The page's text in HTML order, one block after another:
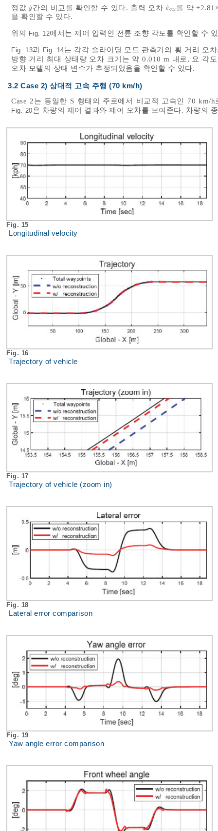
정값y
ˆ
y^
간의 비교를 확인할 수 있다. 출력 오차 e
˜out
e~out
를 약
을 확인할 수 있다.
위의 Fig. 12에서는 제어 입력인 전륜 조향 각도를 확인할 수
Fig. 13과 Fig. 14는 각각 슬라이딩 모드 관측기의 횡 거리 오
방향 거리 최대 상태량 오차 크기는 약 0.010 m 내로, 요 각
오차 모델의 상태 변수가 추정되었음을 확인할 수 있다.
3.2 Case 2) 상대적 고속 주행 (70 km/h)
Case 2는 동일한 S 형태의 주로에서 비교적 고속인 70 km/
Fig. 20은 차량의 제어 결과와 제어 오차를 보여준다. 차량의
Fig. 15
Longitudinal velocity
Fig. 16
Trajectory of vehicle
Fig. 17
Trajectory of vehicle (zoom in)
Fig. 18
Lateral error comparison
Fig. 19
Yaw angle error comparison